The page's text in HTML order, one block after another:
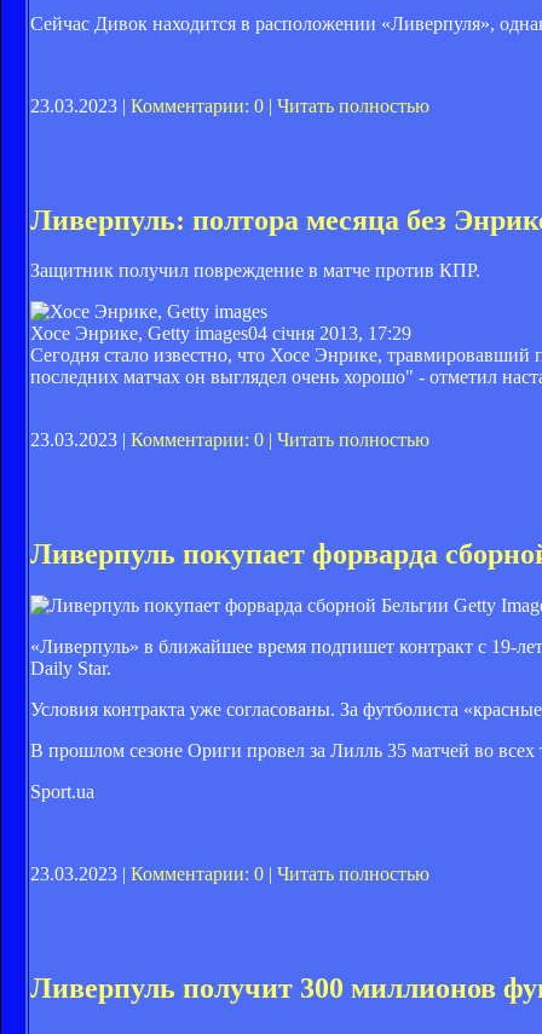
Сейчас Дивок находится в расположении «Ливерпуля»,
23.03.2023 | Комментарии: 0 | Читать полностью
Ливерпуль: полтора месяца без
Защитник получил повреждение в матче против КПР.
Хосе Энрике, Getty images04 січня 2013, 17:29
Сегодня стало известно, что Хосе Энрике,
последних матчах он выглядел очень хорошо" - отметил
23.03.2023 | Комментарии: 0 | Читать полностью
Ливерпуль покупает форварда
Getty
«Ливерпуль» в ближайшее время подпишет контракт с 19-
Daily Star.
Условия контракта уже согласованы. За футболиста
В прошлом сезоне Ориги провел за Лилль 35 матчей во всех
Sport.ua
23.03.2023 | Комментарии: 0 | Читать полностью
Ливерпуль получит 300 миллионов